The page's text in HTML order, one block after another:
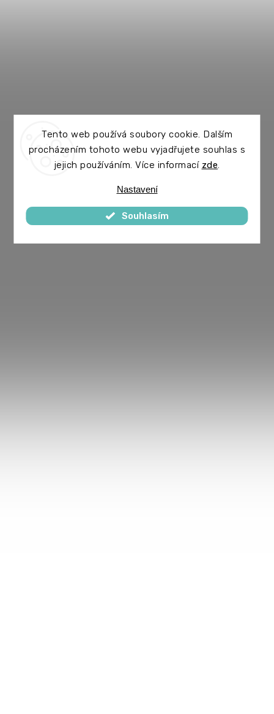
Tento web používá soubory cookie. Dalším
procházením tohoto webu vyjadřujete souhlas s
jejich používáním. Více informací zde.
Nastavení
Souhlasím